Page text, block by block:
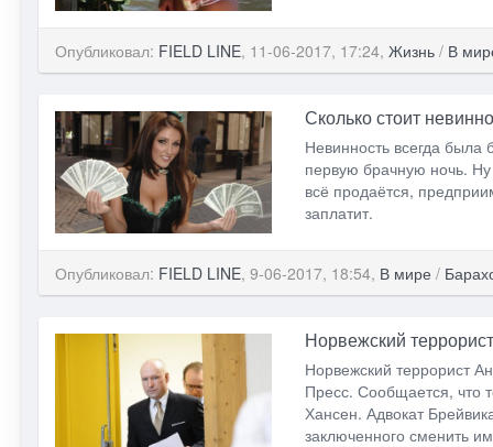
Опубликовал: FIELD LINE, 11-06-2017, 17:24, Жизнь/ В
Сколько стоит
Невинность всегда
первую брачную ночь.
всё продаётся,
заплатит.
Опубликовал: FIELD LINE, 9-06-2017, 18:54, В мире /
Норвежский
Норвежский террорист
Пресс. Сообщается, что
Хансен. Адвокат
заключенного сменить